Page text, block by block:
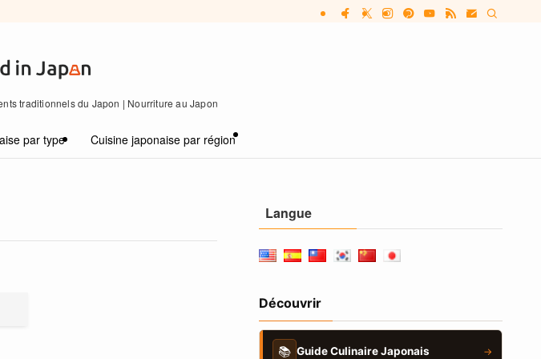
traditionnels du Japon | Nourriture au Japon
par type Cuisine japonaise par région
Langue
Découvrir
📚 Guide Culinaire Japonais →